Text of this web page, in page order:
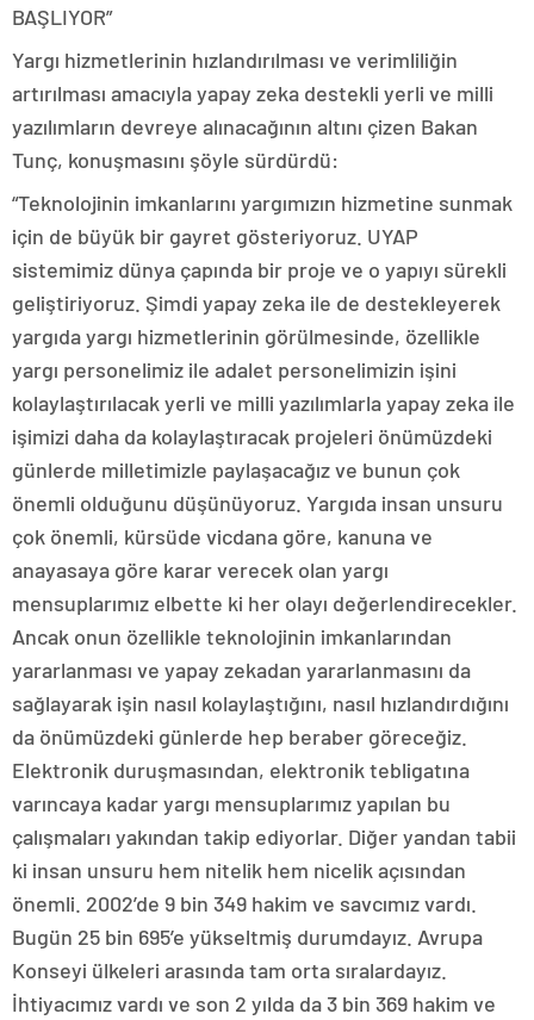
BAŞLIYOR”
Yargı hizmetlerinin hızlandırılması ve verimliliğin
artırılması amacıyla yapay zeka destekli yerli ve milli
yazılımların devreye alınacağının altını çizen Bakan
Tunç, konuşmasını şöyle sürdürdü:
“Teknolojinin imkanlarını yargımızın hizmetine sunmak
için de büyük bir gayret gösteriyoruz. UYAP
sistemimiz dünya çapında bir proje ve o yapıyı sürekli
geliştiriyoruz. Şimdi yapay zeka ile de destekleyerek
yargıda yargı hizmetlerinin görülmesinde, özellikle
yargı personelimiz ile adalet personelimizin işini
kolaylaştırılacak yerli ve milli yazılımlarla yapay zeka ile
işimizi daha da kolaylaştıracak projeleri önümüzdeki
günlerde milletimizle paylaşacağız ve bunun çok
önemli olduğunu düşünüyoruz. Yargıda insan unsuru
çok önemli, kürsüde vicdana göre, kanuna ve
anayasaya göre karar verecek olan yargı
mensuplarımız elbette ki her olayı değerlendirecekler.
Ancak onun özellikle teknolojinin imkanlarından
yararlanması ve yapay zekadan yararlanmasını da
sağlayarak işin nasıl kolaylaştığını, nasıl hızlandırdığını
da önümüzdeki günlerde hep beraber göreceğiz.
Elektronik duruşmasından, elektronik tebligatına
varıncaya kadar yargı mensuplarımız yapılan bu
çalışmaları yakından takip ediyorlar. Diğer yandan tabii
ki insan unsuru hem nitelik hem nicelik açısından
önemli. 2002’de 9 bin 349 hakim ve savcımız vardı.
Bugün 25 bin 695’e yükseltmiş durumdayız. Avrupa
Konseyi ülkeleri arasında tam orta sıralardayız.
İhtiyacımız vardı ve son 2 yılda da 3 bin 369 hakim ve